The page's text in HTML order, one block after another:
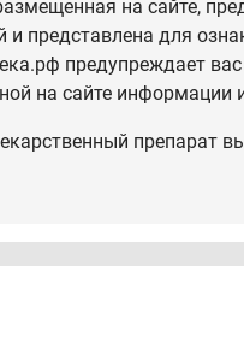
на сайте,
представлена для
предупреждает
на сайте
препарат